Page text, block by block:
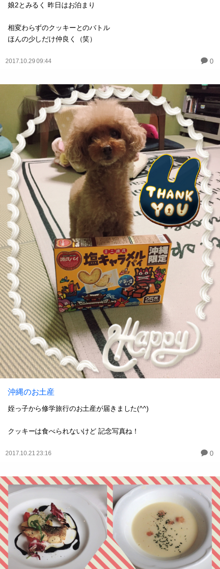
娘2とみるく 昨日はお泊まり
相変わらずのクッキーとのバトル
ほんの少しだけ仲良く（笑）
2017.10.29 09:44 0
沖縄のお土産
姪っ子から修学旅行のお土産が届きました(^^)
クッキーは食べられないけど 記念写真ね！
2017.10.21 23:16 0